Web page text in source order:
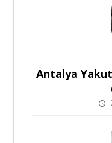
Antalya